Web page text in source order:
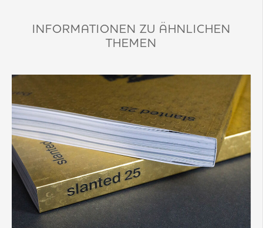
INFORMATIONEN ZU ÄHNLICHEN
THEMEN